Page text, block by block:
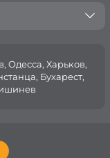
Oдесса, Харьков,
Бухарест,